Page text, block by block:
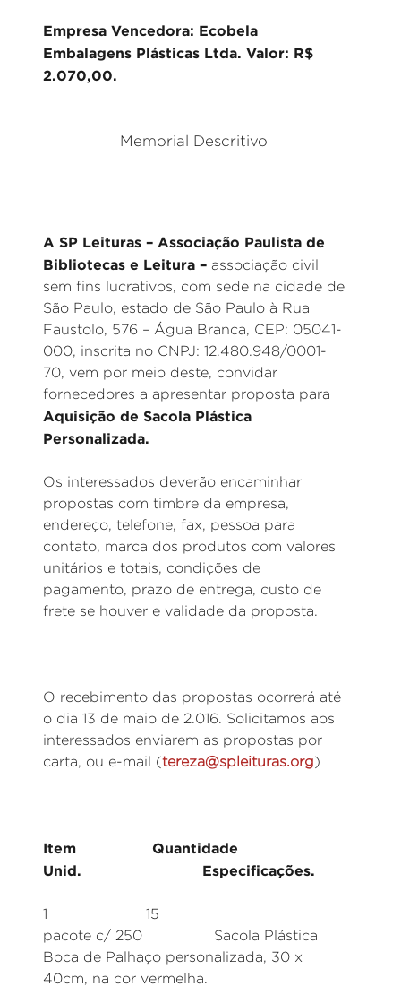
Empresa Vencedora: Ecobela
Embalagens Plásticas Ltda. Valor: R$
2.070,00.
Memorial Descritivo
A SP Leituras – Associação Paulista de
Bibliotecas e Leitura – associação civil
sem fins lucrativos, com sede na cidade de
São Paulo, estado de São Paulo à Rua
Faustolo, 576 – Água Branca, CEP: 05041-
000, inscrita no CNPJ: 12.480.948/0001-
70, vem por meio deste, convidar
fornecedores a apresentar proposta para
Aquisição de Sacola Plástica
Personalizada.
Os interessados deverão encaminhar
propostas com timbre da empresa,
endereço, telefone, fax, pessoa para
contato, marca dos produtos com valores
unitários e totais, condições de
pagamento, prazo de entrega, custo de
frete se houver e validade da proposta.
O recebimento das propostas ocorrerá até
o dia 13 de maio de 2.016. Solicitamos aos
interessados enviarem as propostas por
carta, ou e-mail (tereza@spleituras.org)
Item Quantidade
Unid. Especificações.
1 15
pacote c/ 250 Sacola Plástica
Boca de Palhaço personalizada, 30 x
40cm, na cor vermelha.